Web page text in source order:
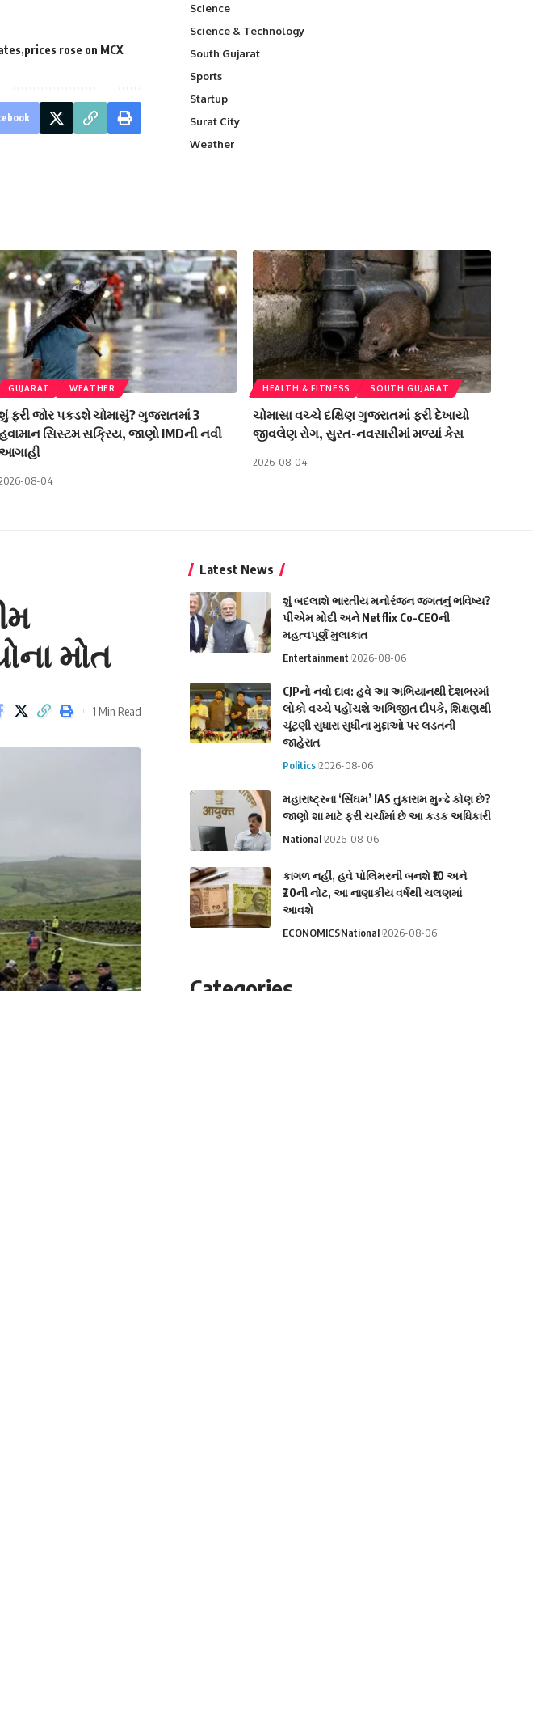
prices rose on MCX
Science
Science & Technology
South Gujarat
Sports
Startup
Surat City
Weather
GUJARAT WEATHER
ફરી જોર પકડશે ચોમાસું? ગુજરાતમાં 3
સિસ્ટમ સક્રિય, જાણો IMDની નવી
08-04
HEALTH & FITNESS SOUTH GUJARAT
ચોમાસા વચ્ચે દક્ષિણ ગુજરાતમાં ફરી દેખાયો
જીવલેણ રોગ, સુરત-નવસારીમાં મળ્યાં કેસ
2026-08-04
મોત
1 Min Read
Latest News
શું બદલાશે ભારતીય મનોરંજન જગતનું ભવિષ્ય?
પીએમ મોદી અને Netflix Co-CEOની
મહત્વપૂર્ણ મુલાકાત
Entertainment 2026-08-06
CJPનો નવો દાવ: હવે આ અભિયાનથી દેશભરમાં
લોકો વચ્ચે પહોંચશે અભિજીત દીપકે, શિક્ષણથી
ચૂંટણી સુધારા સુધીના મુદ્દાઓ પર લડતની
જાહેરાત
Politics 2026-08-06
મહારાષ્ટ્રના ‘સિંઘમ’ IAS તુકારામ મુન્ઢે કોણ છે?
જાણો શા માટે ફરી ચર્ચામાં છે આ કડક અધિકારી
National 2026-08-06
કાગળ નહીં, હવે પોલિમરની બનશે ₹10 અને
₹20ની નોટ, આ નાણાકીય વર્ષથી ચલણમાં
આવશે
ECONOMICSNational 2026-08-06
Categories